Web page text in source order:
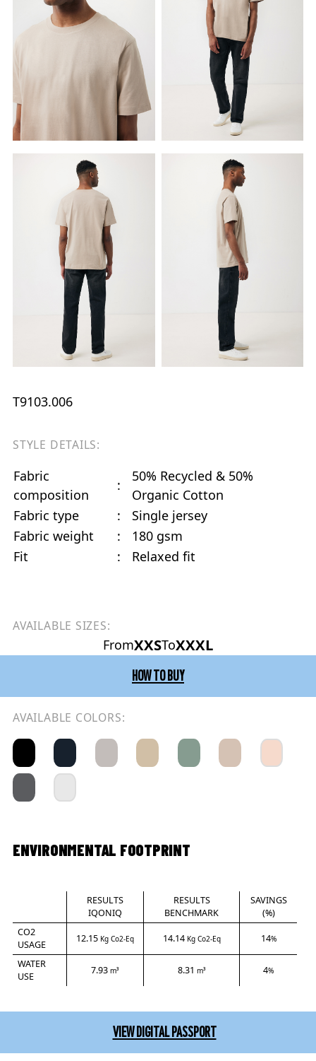
T9103.006
STYLE DETAILS:
Fabric
composition
:
50% Recycled & 50%
Organic Cotton
Fabric type
:
Single jersey
Fabric weight
:
180 gsm
Fit
: Relaxed fit
AVAILABLE SIZES:
FromXXSToXXXL
HOW TO BUY
AVAILABLE COLORS:
ENVIRONMENTAL FOOTPRINT
RESULTS
IQONIQ
RESULTS
BENCHMARK
SAVINGS
(%)
CO2
USAGE
12.15 Kg Co2-Eq 14.14 Kg Co2-Eq 14%
WATER
USE
7.93 m³ 8.31 m³ 4%
VIEW DIGITAL PASSPORT